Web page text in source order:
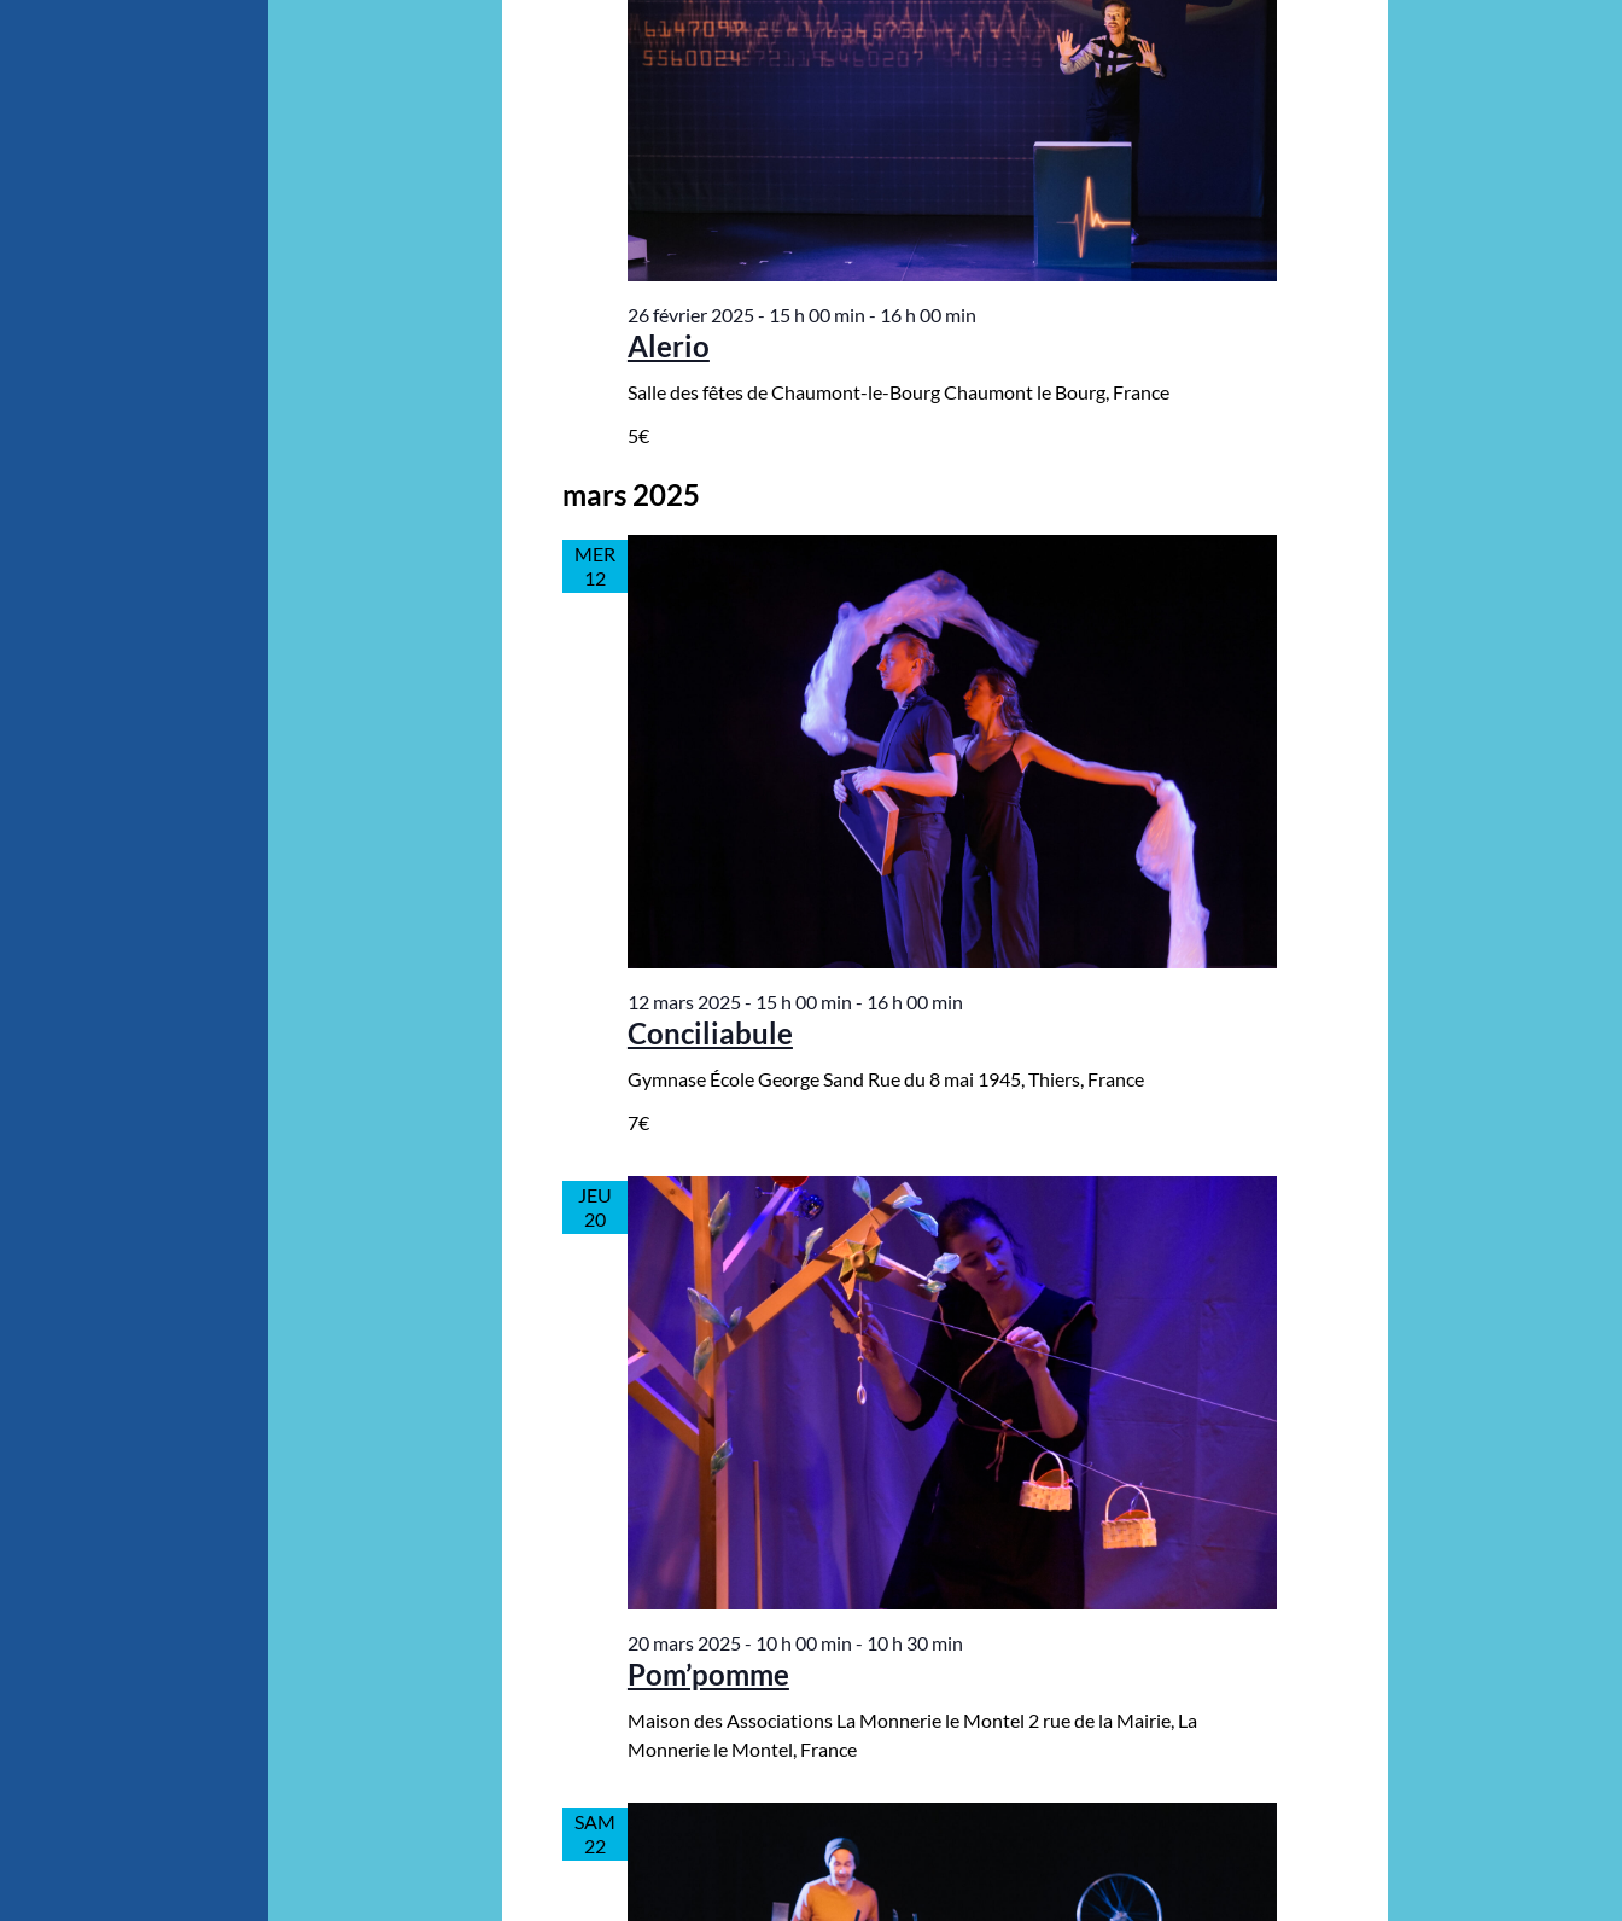
Alerio
26 février 2025 - 15 h 00 min - 16 h 00 min
Salle des fêtes de Chaumont-le-BourgChaumont le Bourg, France
5€
mars 2025
MER
12
Conciliabule
12 mars 2025 - 15 h 00 min - 16 h 00 min
Gymnase École George Sand Rue du 8 mai 1945, Thiers, France
7€
JEU
20
Pom’pomme
20 mars 2025 - 10 h 00 min - 10 h 30 min
Maison des Associations La Monnerie le Montel 2 rue de la Mairie, La
Monnerie le Montel, France
SAM
22